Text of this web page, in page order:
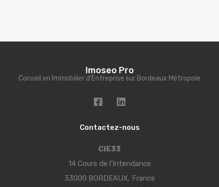
Imoseo Pro
Conseil en Immobilier d'Entreprise sur Bordeaux Métropole
Contactez-nous
CIE33
14 Cours de l’Intendance
33000 BORDEAUX, France